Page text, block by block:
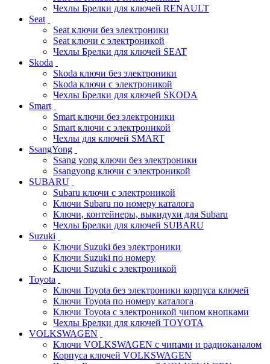
Чехлы Брелки для ключей RENAULT
Seat
Seat ключи без электроники
Seat ключи с электроникой
Чехлы Брелки для ключей SEAT
Skoda
Skoda ключи без электроники
Skoda ключи с электроникой
Чехлы Брелки для ключей SKODA
Smart
Smart ключи без электроники
Smart ключи с электроникой
Чехлы для ключей SMART
SsangYong
Ssang yong ключи без электроники
Ssangyong ключи с электроникой
SUBARU
Subaru ключи с электроникой
Ключи Subaru по номеру каталога
Ключи, контейнеры, выкидухи для Subaru
Чехлы Брелки для ключей SUBARU
Suzuki
Ключи Suzuki без электроники
Ключи Suzuki по номеру
Ключи Suzuki с электроникой
Toyota
Ключи Toyota без электроники корпуса ключей
Ключи Toyota по номеру каталога
Ключи Toyota с электроникой чипом кнопками
Чехлы Брелки для ключей TOYOTA
VOLKSWAGEN
Ключи VOLKSWAGEN с чипами и радиоканалом
Корпуса ключей VOLKSWAGEN